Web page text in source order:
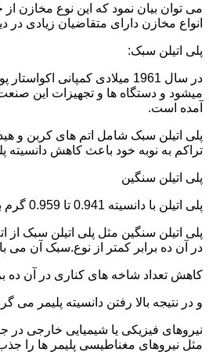
می توان بیان نمود که این نوع مخازن
انواع مخازن دارای متقاضیان زیادی در
پلی اتیلن سبک:
میشود و دستگاه ها و تجهیزات این
آمده است.
پلی اتیلن سبک شامل اتم های کربن و
تراکم به نوبه خود باعث کاهش دانسیته پلیمر می گردد.به طور کلی به
پلی اتیلن سنگین
پلی اتیلن با دانسیته 0.941 تا 0.959 گرم بر سانتی متر مکعب پلی اتیلن سنگین نام دارد.
در آن ده برابر کمتر از نوع.سبک آن می
کاهش تعداد شاخه های کناری در آن ده
و در نتیجه بالا رفتن دانسیته پلیمر می
نیروهای فیزیکی یا شیمیایی خارجی در
مثل نیروهای مغناطیسی پلیمر ها را